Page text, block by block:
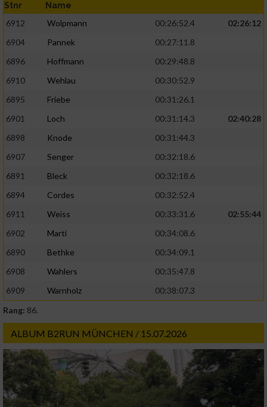
Stnr Name
6912 Wolpmann 00:26:52.4
02:26:12
6904
Pannek
00:27:11.8
6896
Hoffmann
00:29:48.8
6910
Wehlau
00:30:52.9
6895
Friebe
00:31:26.1
6901
Loch 00:31:14.3
02:40:28
6898
Knode
00:31:44.3
6907
Senger
00:32:18.6
6891
Bleck
00:32:18.6
6894
Cordes
00:32:52.4
6911
Weiss 00:33:31.6
02:55:44
6902
Marti
00:34:08.6
6890
Bethke
00:34:09.1
6908
Wahlers
00:35:47.8
6909
Warnholz
00:38:07.3
Rang: 86.
ALBUM B2RUN MÜNCHEN / 15.07.2026